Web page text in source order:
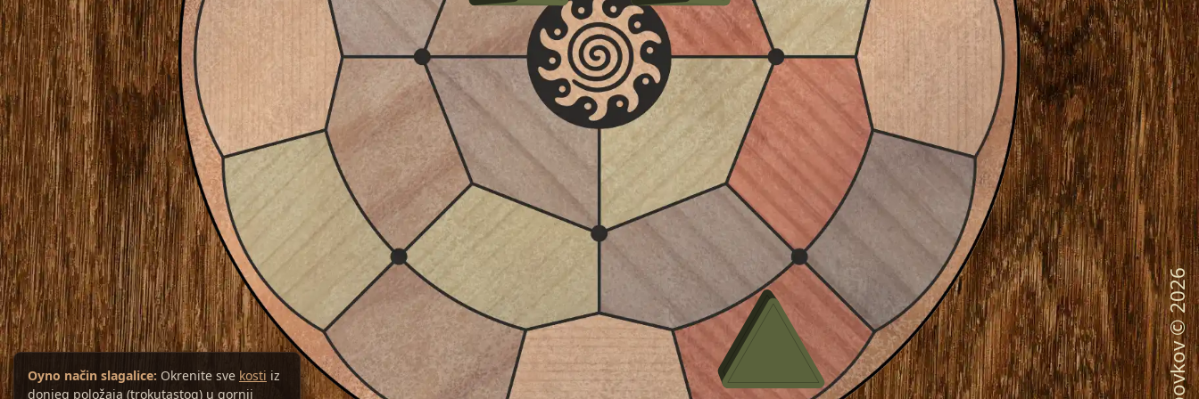
Oyno način slagalice: Okrenite sve kosti iz
donjeg položaja (trokutastog) u gornji
©
2026